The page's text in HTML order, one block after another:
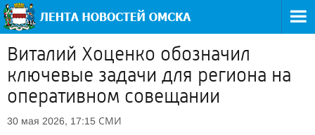
Виталий Хоценко обозначил
ключевые задачи для региона на
оперативном совещании
30 мая 2026, 17:15 СМИ